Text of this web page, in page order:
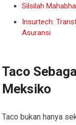
Silsilah
Insurtech:
Asuransi
Taco
Meksiko
Taco bukan hanya